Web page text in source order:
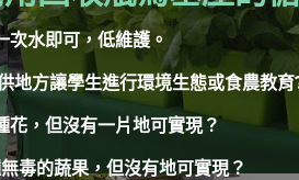
次水即可，低維護。
地方讓學生進行環境生態或食農教育
花，但沒有一片地可實現？
毒的蔬果，但沒有地可實現？